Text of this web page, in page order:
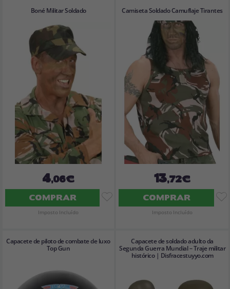
Boné Militar Soldado
4,06€
COMPRAR
Imposto Incluído
Camiseta Soldado Camuflaje Tirantes
13,72€
COMPRAR
Imposto Incluído
Capacete de piloto de combate de luxo
Top Gun
Capacete de soldado adulto da
Segunda Guerra Mundial – Traje militar
histórico | Disfracestuyyo.com